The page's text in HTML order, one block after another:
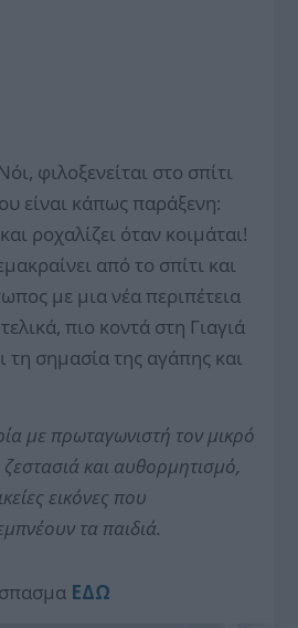
φιλοξενείται στο σπίτι
είναι κάπως παράξενη:
ροχαλίζει όταν κοιμάται!
από το σπίτι και
με μια νέα περιπέτεια
πιο κοντά στη Γιαγιά
τη σημασία της αγάπης και
με πρωταγωνιστή τον μικρό
ζεστασιά και αυθορμητισμό,
εικόνες που
τα παιδιά.
ΕΔΩ